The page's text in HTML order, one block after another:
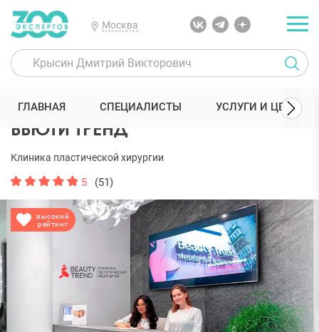
Москва
300 Экспертов Клиники БЬЮТИ ТРЕНД Отзывы
БЬЮТИ ТРЕНД
высокий
рейтинг
Клиника пластической хирургии
5 (51)
ГЛАВНАЯ СПЕЦИАЛИСТЫ УСЛУГИ И ЦЕНЫ